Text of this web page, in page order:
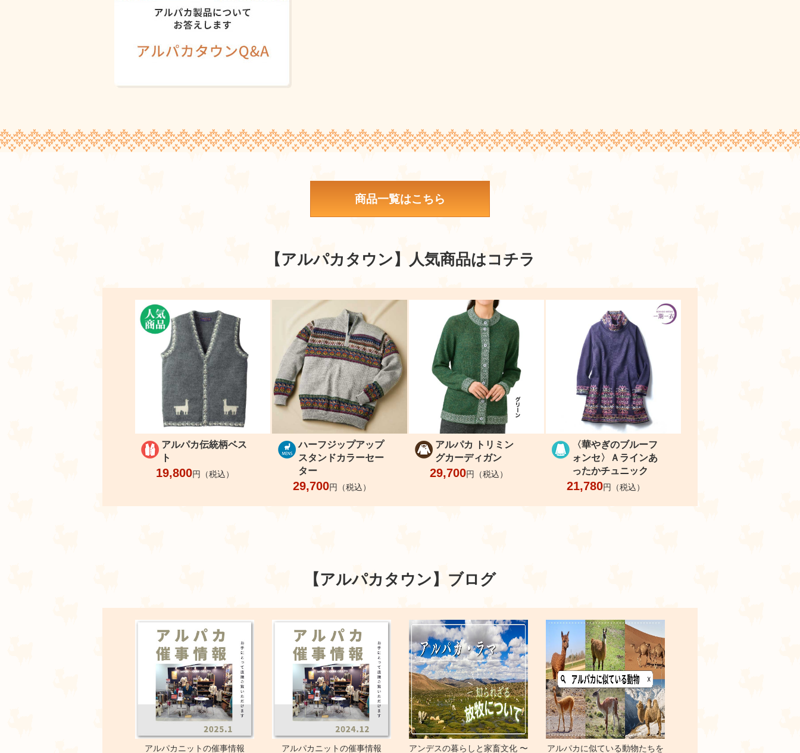
商品一覧はこちら
【アルパカタウン】 人気商品はコチラ
アルパカ伝統柄ベス
ト
19,800円（税込）
ハーフジップアップ
スタンドカラーセー
ター
29,700円（税込）
アルパカ トリミン
グカーディガン
29,700円（税込）
〈華やぎのブルーフ
ォンセ〉Ａラインあ
ったかチュニック
21,780円（税込）
【アルパカタウン】 ブログ
アルパカニットの催事情報 アルパカニットの催事情報 アンデスの暮らしと家畜文化 〜 アルパカに似ている動物たちを